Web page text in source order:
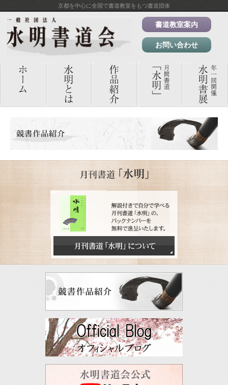
京都を中心に全国で書道教室をもつ書道団体
書道教室案内
お問い合わせ